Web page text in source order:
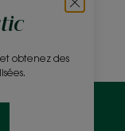
obtenez des